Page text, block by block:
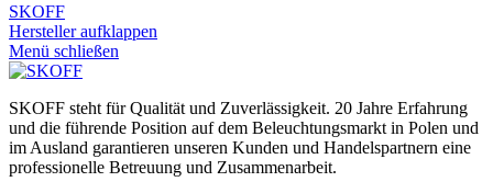
SKOFF
Hersteller aufklappen
Menü schließen
SKOFF steht für Qualität und Zuverlässigkeit. 20 Jahre Erfahrung
und die führende Position auf dem Beleuchtungsmarkt in Polen und
im Ausland garantieren unseren Kunden und Handelspartnern eine
professionelle Betreuung und Zusammenarbeit.